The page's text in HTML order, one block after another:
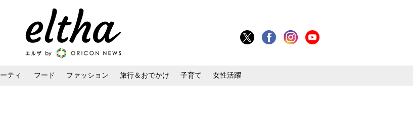
ティ フード ファッション 旅行＆おでかけ 子育て 女性活躍